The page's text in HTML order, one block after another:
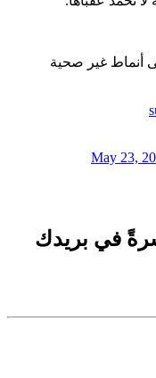
أنماط غير صحية
May 23,
في بريدك